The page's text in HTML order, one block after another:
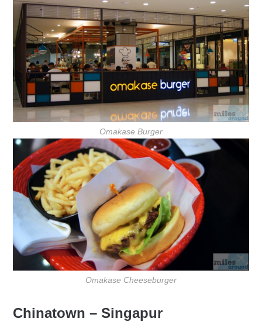
Omakase Burger
Omakase Cheeseburger
Chinatown – Singapur